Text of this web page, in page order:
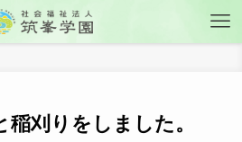
稲刈りをしました。